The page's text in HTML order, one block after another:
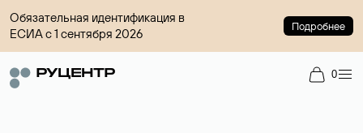
Обязательная идентификация в
ЕСИА с 1 сентября 2026
Подробнее
0